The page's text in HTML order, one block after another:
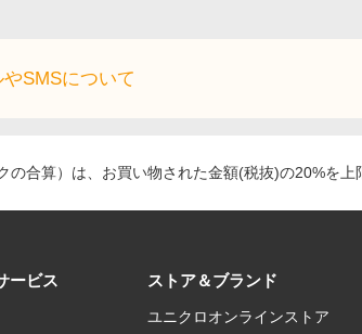
SMSについて
の合算）は、お買い物された金額(税抜)の20%を
ービス ストア＆ブランド
ユニクロオンラインストア